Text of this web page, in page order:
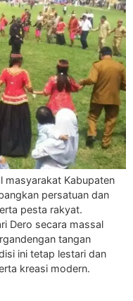
masyarakat Kabupaten
persatuan dan
pesta rakyat.
Dero secara massal
tangan
ini tetap lestari dan
kreasi modern.